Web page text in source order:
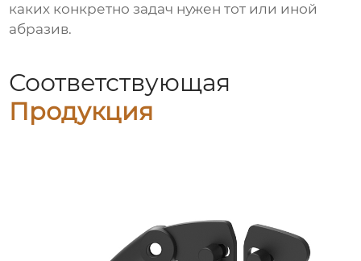
каких конкретно задач нужен тот или иной
абразив.
Соответствующая
Продукция